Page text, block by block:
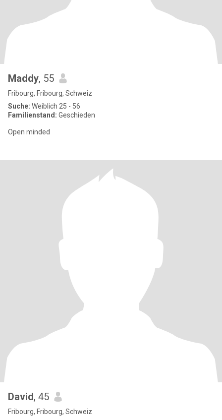
Maddy, 55
Fribourg, Fribourg, Schweiz
Suche: Weiblich 25 - 56
Familienstand: Geschieden
Open minded
David, 45
Fribourg, Fribourg, Schweiz